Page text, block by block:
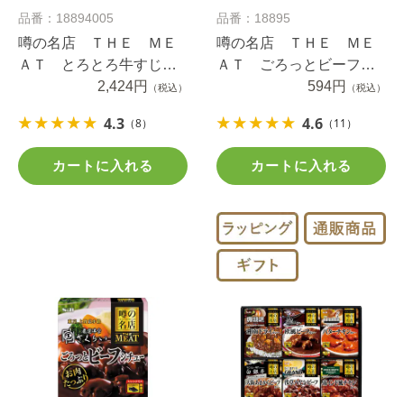
品番：18894005
噂の名店 ＴＨＥ ＭＥ
ＡＴ とろとろ牛すじカ
レー １８０ｇ×５個
2,424円 （税込）
4.3 （8）
カートに入れる
品番：18895
噂の名店 ＴＨＥ ＭＥ
ＡＴ ごろっとビーフシ
チュー ２１０ｇ
594円 （税込）
4.6 （11）
カートに入れる